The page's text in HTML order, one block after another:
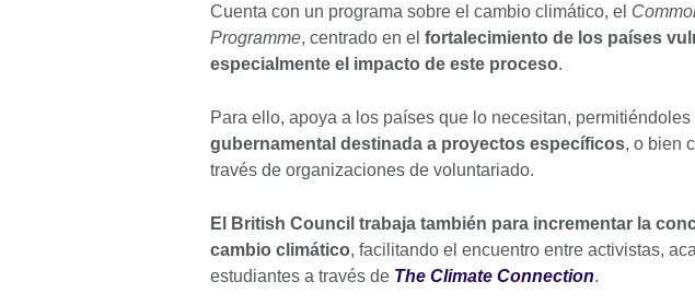
Cuenta con un programa sobre el cambio climático, el
Programme, centrado en el fortalecimiento de los países
especialmente el impacto de este proceso.
Para ello, apoya a los países que lo necesitan, permitiéndoles
gubernamental destinada a proyectos específicos, o bien
través de organizaciones de voluntariado.
El British Council trabaja también para incrementar la
cambio climático, facilitando el encuentro entre activistas,
estudiantes a través de The Climate Connection.